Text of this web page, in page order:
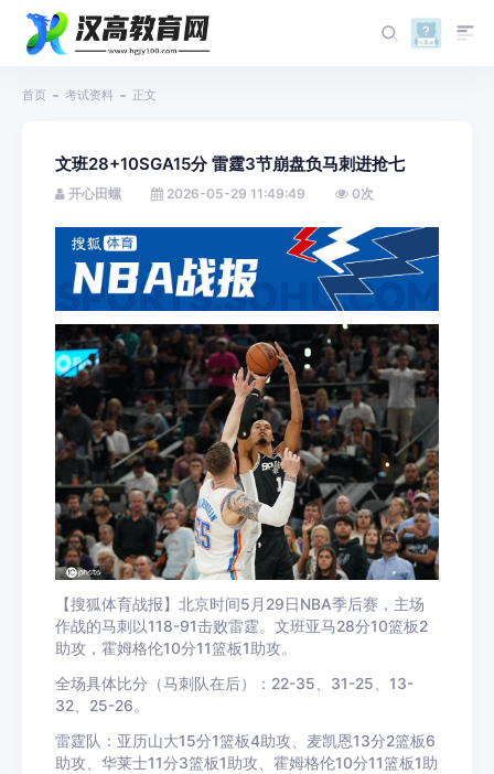
首页 考试资料 正文
文班28+10SGA15分 雷霆3节崩盘负马刺进抢七
开心田螺 2026-05-29 11:49:49 0次
【搜狐体育战报】北京时间5月29日NBA季后赛，主场
作战的马刺以118-91击败雷霆。文班亚马28分10篮板2
助攻，霍姆格伦10分11篮板1助攻。
全场具体比分（马刺队在后）：22-35、31-25、13-
32、25-26。
雷霆队：亚历山大15分1篮板4助攻、麦凯恩13分2篮板6
助攻、华莱士11分3篮板1助攻、霍姆格伦10分11篮板1助